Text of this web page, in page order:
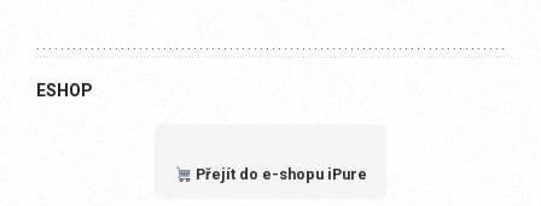
ESHOP
Přejít do e-shopu iPure